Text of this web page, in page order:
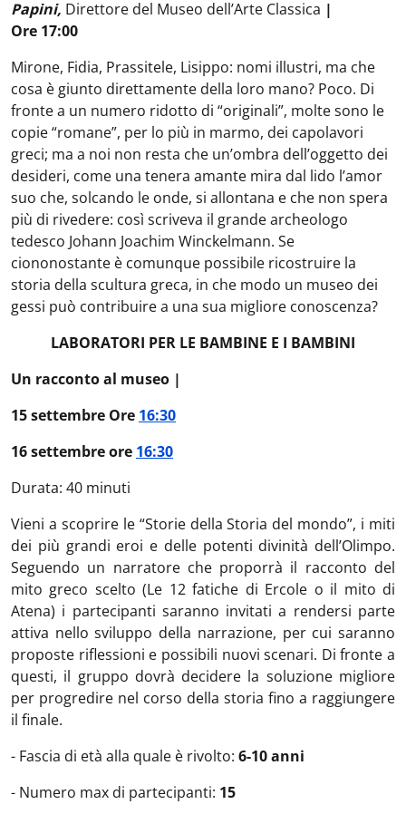
Papini, Direttore del Museo dell’Arte Classica |
Ore 17:00
Mirone, Fidia, Prassitele, Lisippo: nomi illustri, ma che
cosa è giunto direttamente della loro mano? Poco. Di
fronte a un numero ridotto di “originali”, molte sono le
copie “romane”, per lo più in marmo, dei capolavori
greci; ma a noi non resta che un’ombra dell’oggetto dei
desideri, come una tenera amante mira dal lido l’amor
suo che, solcando le onde, si allontana e che non spera
più di rivedere: così scriveva il grande archeologo
tedesco Johann Joachim Winckelmann. Se
ciononostante è comunque possibile ricostruire la
storia della scultura greca, in che modo un museo dei
gessi può contribuire a una sua migliore conoscenza?
LABORATORI PER LE BAMBINE E I BAMBINI
Un racconto al museo |
15 settembre Ore 16:30
16 settembre ore 16:30
Durata: 40 minuti
Vieni a scoprire le “Storie della Storia del mondo”, i miti
dei più grandi eroi e delle potenti divinità dell’Olimpo.
Seguendo un narratore che proporrà il racconto del
mito greco scelto (Le 12 fatiche di Ercole o il mito di
Atena) i partecipanti saranno invitati a rendersi parte
attiva nello sviluppo della narrazione, per cui saranno
proposte riflessioni e possibili nuovi scenari. Di fronte a
questi, il gruppo dovrà decidere la soluzione migliore
per progredire nel corso della storia fino a raggiungere
il finale.
- Fascia di età alla quale è rivolto: 6-10 anni
- Numero max di partecipanti: 15